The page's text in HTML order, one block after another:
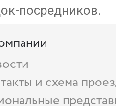
посредников.
и схема